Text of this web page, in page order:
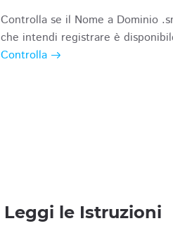
Controlla se il Nome a Dominio
che intendi registrare è
Controlla
Leggi le Istruzioni